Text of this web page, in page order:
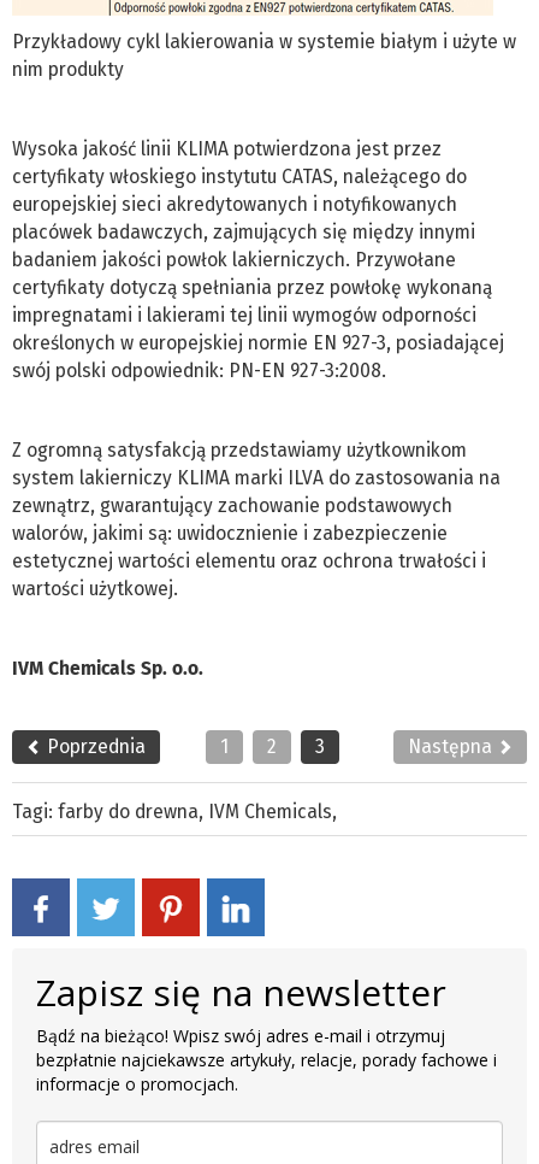
Przykładowy cykl lakierowania w systemie białym i użyte w
nim produkty
Wysoka jakość linii KLIMA potwierdzona jest przez
certyfikaty włoskiego instytutu CATAS, należącego do
europejskiej sieci akredytowanych i notyfikowanych
placówek badawczych, zajmujących się między innymi
badaniem jakości powłok lakierniczych. Przywołane
certyfikaty dotyczą spełniania przez powłokę wykonaną
impregnatami i lakierami tej linii wymogów odporności
określonych w europejskiej normie EN 927-3, posiadającej
swój polski odpowiednik: PN-EN 927-3:2008.
Z ogromną satysfakcją przedstawiamy użytkownikom
system lakierniczy KLIMA marki ILVA do zastosowania na
zewnątrz, gwarantujący zachowanie podstawowych
walorów, jakimi są: uwidocznienie i zabezpieczenie
estetycznej wartości elementu oraz ochrona trwałości i
wartości użytkowej.
IVM Chemicals Sp. o.o.
Poprzednia 1 2 3 Następna
Tagi: farby do drewna, IVM Chemicals,
Zapisz się na newsletter
Bądź na bieżąco! Wpisz swój adres e-mail i otrzymuj
bezpłatnie najciekawsze artykuły, relacje, porady fachowe i
informacje o promocjach.